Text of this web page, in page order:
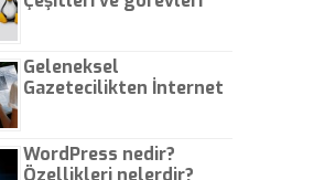
Geleneksel
Gazetecilikten İnternet
WordPress nedir?